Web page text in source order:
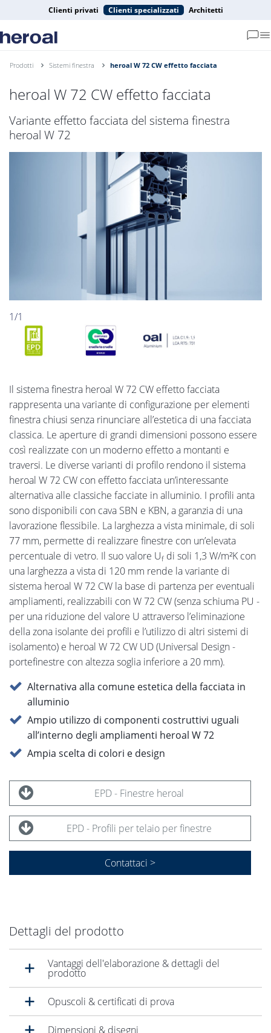
Clienti privati Clienti specializzati Architetti
Prodotti Sistemi finestra heroal W 72 CW effetto facciata
heroal W 72 CW effetto facciata
Variante effetto facciata del sistema finestra
heroal W 72
1/1
Il sistema finestra heroal W 72 CW effetto facciata
rappresenta una variante di configurazione per elementi
finestra chiusi senza rinunciare all’estetica di una facciata
classica. Le aperture di grandi dimensioni possono essere
così realizzate con un moderno effetto a montanti e
traversi. Le diverse varianti di profilo rendono il sistema
heroal W 72 CW con effetto facciata un’interessante
alternativa alle classiche facciate in alluminio. I profili anta
sono disponibili con cava SBN e KBN, a garanzia di una
lavorazione flessibile. La larghezza a vista minimale, di soli
77 mm, permette di realizzare finestre con un’elevata
percentuale di vetro. Il suo valore Uf di soli 1,3 W/m²K con
una larghezza a vista di 120 mm rende la variante di
sistema heroal W 72 CW la base di partenza per eventuali
ampliamenti, realizzabili con W 72 CW (senza schiuma PU -
per una riduzione del valore U attraverso l’eliminazione
della zona isolante dei profili e l’utilizzo di altri sistemi di
isolamento) e heroal W 72 CW UD (Universal Design -
portefinestre con altezza soglia inferiore a 20 mm).
Alternativa alla comune estetica della facciata in
alluminio
Ampio utilizzo di componenti costruttivi uguali
all’interno degli ampliamenti heroal W 72
Ampia scelta di colori e design
EPD - Finestre heroal
EPD - Profili per telaio per finestre
Contattaci >
Dettagli del prodotto
Vantaggi dell'elaborazione & dettagli del
prodotto
Opuscoli & certificati di prova
Dimensioni & disegni